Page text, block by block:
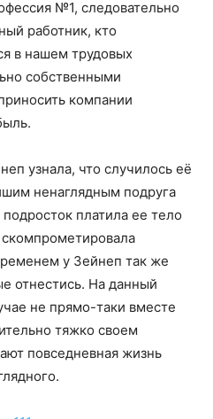
№1, следовательно
работник, кто
в нашем трудовых
собственными
компании
узнала, что случилось её
ненаглядным подруга
платила ее тело
у Зейнеп так же
отнестись. На данный
не прямо-таки вместе
тяжко своем
повседневная жизнь